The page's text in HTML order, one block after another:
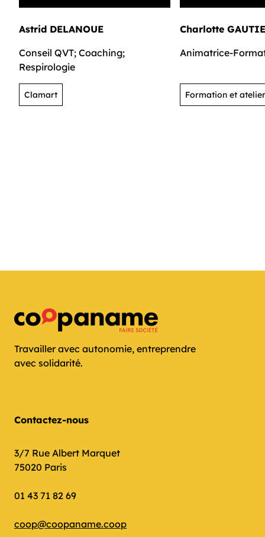
Astrid DELANOUE
Conseil QVT; Coaching;
Respirologie
Clamart
Charlotte
Animatrice-
Formation et
Travailler avec autonomie, entreprendre
avec solidarité.
Contactez-nous
3/7 Rue Albert Marquet
75020 Paris
01 43 71 82 69
coop@coopaname.coop